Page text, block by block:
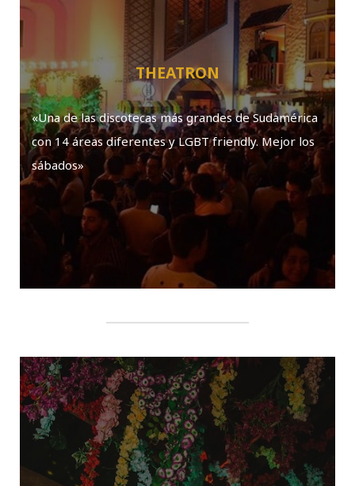
THEATRON
«Una de las discotecas más grandes de Sudamérica
con 14 áreas diferentes y LGBT friendly. Mejor los
sábados»